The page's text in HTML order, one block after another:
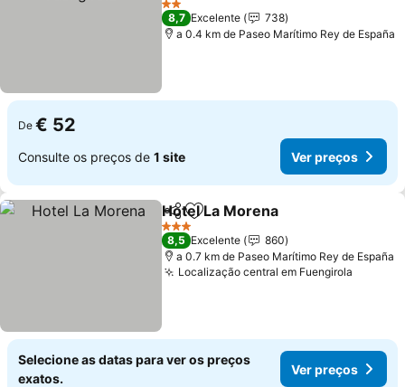
2 Estrelas
8,7 Excelente
738
a 0.4 km de Paseo Marítimo Rey de España
De € 52
Consulte os preços de 1 site Ver preços
PartilharAdicionar aos favoritos
Hotel La Morena
3 Estrelas
8,5 Excelente
860
a 0.7 km de Paseo Marítimo Rey de España
Localização central em Fuengirola
Selecione as datas para ver os preços
exatos.
Ver preços